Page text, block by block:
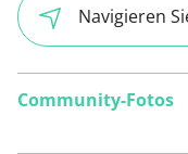
Navigieren
Community-Fotos